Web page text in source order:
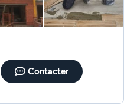
*le carrelage et la
dalle, murette, enduit,
»
Contacter